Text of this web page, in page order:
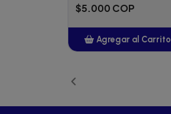
$5.000 COP
Agregar al Carrito